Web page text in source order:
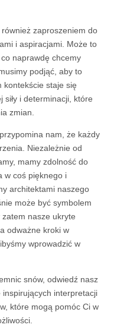
zaproszeniem do
i aspiracjami. Może to
naprawdę chcemy
podjąć, aby to
kontekście staje się
i determinacji, które
zmian.
nam, że każdy
Niezależnie od
mamy zdolność do
w coś pięknego i
architektami naszego
może być symbolem
zatem nasze ukryte
odważne kroki w
wprowadzić w
snów, odwiedź nasz
interpretacji
które mogą pomóc Ci w